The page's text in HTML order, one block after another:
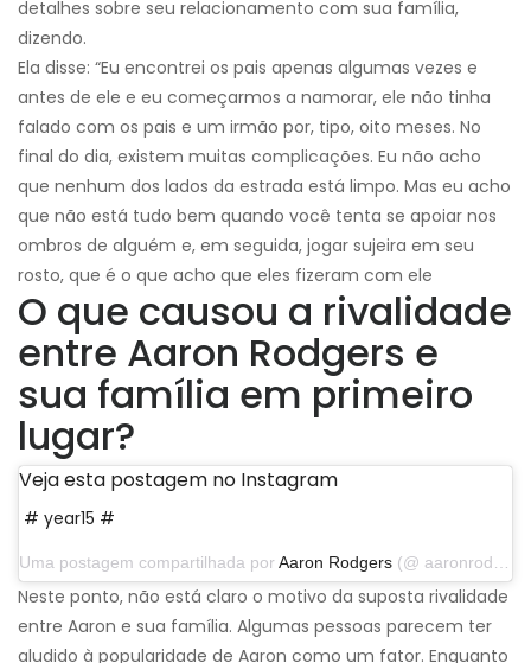
detalhes sobre seu relacionamento com sua família,
dizendo.
Ela disse: “Eu encontrei os pais apenas algumas vezes e
antes de ele e eu começarmos a namorar, ele não tinha
falado com os pais e um irmão por, tipo, oito meses. No
final do dia, existem muitas complicações. Eu não acho
que nenhum dos lados da estrada está limpo. Mas eu acho
que não está tudo bem quando você tenta se apoiar nos
ombros de alguém e, em seguida, jogar sujeira em seu
rosto, que é o que acho que eles fizeram com ele
O que causou a rivalidade
entre Aaron Rodgers e
sua família em primeiro
lugar?
Veja esta postagem no Instagram
# year15 #
Uma postagem compartilhada por Aaron Rodgers (@ aaronrodgers12) em 4 de setembro de 2019 às 17:14 PDT
Neste ponto, não está claro o motivo da suposta rivalidade
entre Aaron e sua família. Algumas pessoas parecem ter
aludido à popularidade de Aaron como um fator. Enquanto